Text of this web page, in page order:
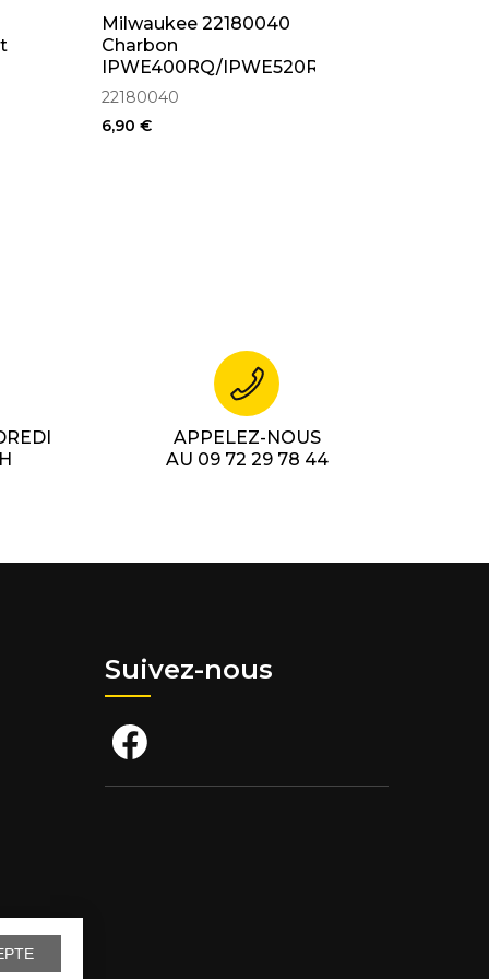
Milwaukee 22180040
Charbon
IPWE400RQ/IPWE520RQ
22180040
6,90 €
APPELEZ-NOUS
AU 09 72 29 78 44
Suivez-nous